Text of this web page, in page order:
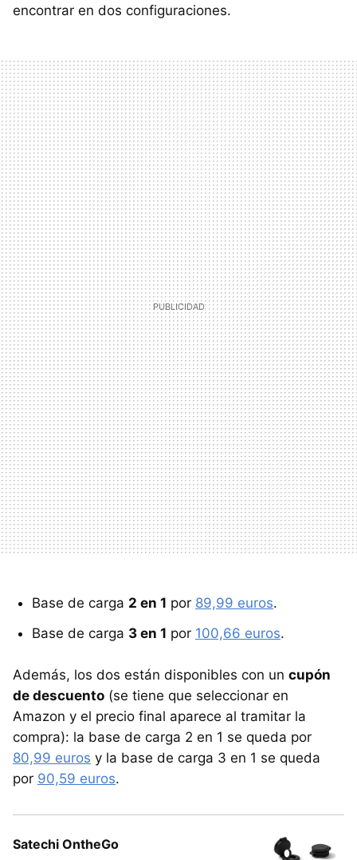
encontrar en dos configuraciones.
Base de carga 2 en 1 por 89,99 euros.
Base de carga 3 en 1 por 100,66 euros.
Además, los dos están disponibles con un cupón
de descuento (se tiene que seleccionar en
Amazon y el precio final aparece al tramitar la
compra): la base de carga 2 en 1 se queda por
80,99 euros y la base de carga 3 en 1 se queda
por 90,59 euros.
Satechi OntheGo